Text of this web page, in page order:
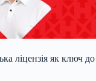
ліцензія як ключ до